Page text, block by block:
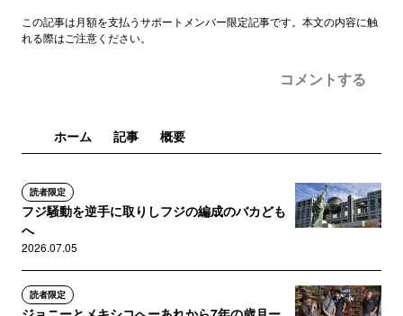
この記事は月額を支払うサポートメンバー限定記事です。本文の内容に触
れる際はご注意ください。
コメントする
ホーム 記事 概要
読者限定
フジ騒動を逆手に取りしフジの編成のバカども
へ
2026.07.05
読者限定